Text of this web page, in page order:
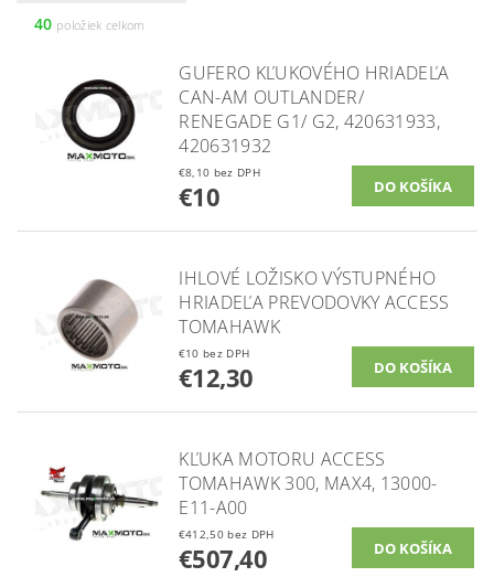
40 položiek celkom
GUFERO KĽUKOVÉHO HRIADEĽA
CAN-AM OUTLANDER/
RENEGADE G1/ G2, 420631933,
420631932
€8,10 bez DPH
€10
IHLOVÉ LOŽISKO VÝSTUPNÉHO
HRIADEĽA PREVODOVKY ACCESS
TOMAHAWK
€10 bez DPH
€12,30
KĽUKA MOTORU ACCESS
TOMAHAWK 300, MAX4, 13000-
E11-A00
€412,50 bez DPH
€507,40